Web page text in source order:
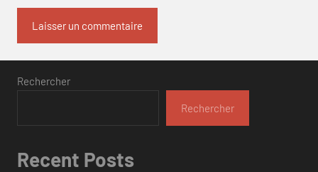
Rechercher
Rechercher
Recent Posts